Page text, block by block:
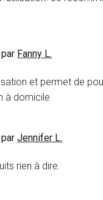
par Fanny L.
et permet de
à domicile
parJennifer L.
rien à dire.